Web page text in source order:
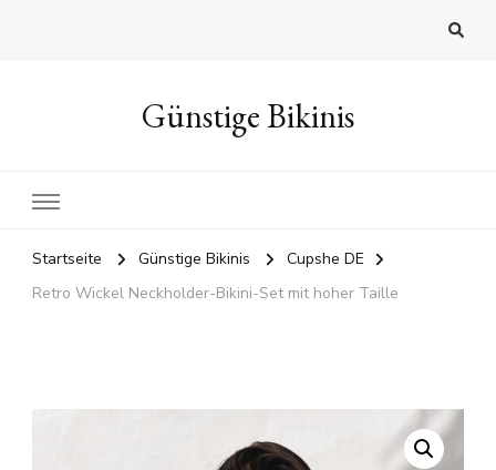
Günstige Bikinis
Startseite Günstige Bikinis
Cupshe DE
Retro Wickel Neckholder-Bikini-Set mit hoher Taille